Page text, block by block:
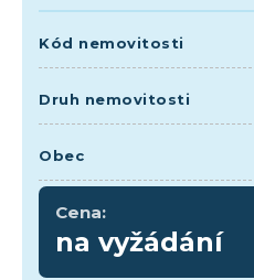
Kód nemovitosti
Druh nemovitosti
Obec
Cena:
na vyžádání